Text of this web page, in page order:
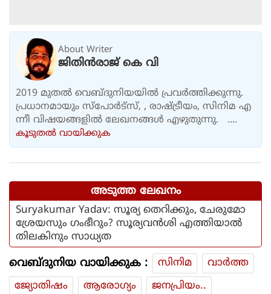
About Writer
ജിതിൻരാജ് കെ വി
2019 മുതൽ വെബ്ദുനിയയിൽ പ്രവർത്തിക്കുന്നു.
പ്രധാനമായും സ്പോർട്സ്, , രാഷ്ട്രീയം, സിനിമ എ
ന്നീ വിഷയങ്ങളിൽ ലേഖനങ്ങൾ എഴുതുന്നു. ....
കൂടുതല്‍ വായിക്കുക
അടുത്ത ലേഖനം
Suryakumar Yadav: സൂര്യ തെറിക്കും, ചേരുമോ
ശ്രേയസും ഗംഭീറും? സൂര്യവൻശി എത്തിയാൽ
തിലകിനും സാധ്യത
വെബ്ദുനിയ വായിക്കുക : സിനിമ
വാര്‍ത്ത
ജ്യോതിഷം
ആരോഗ്യം ജനപ്രിയം..